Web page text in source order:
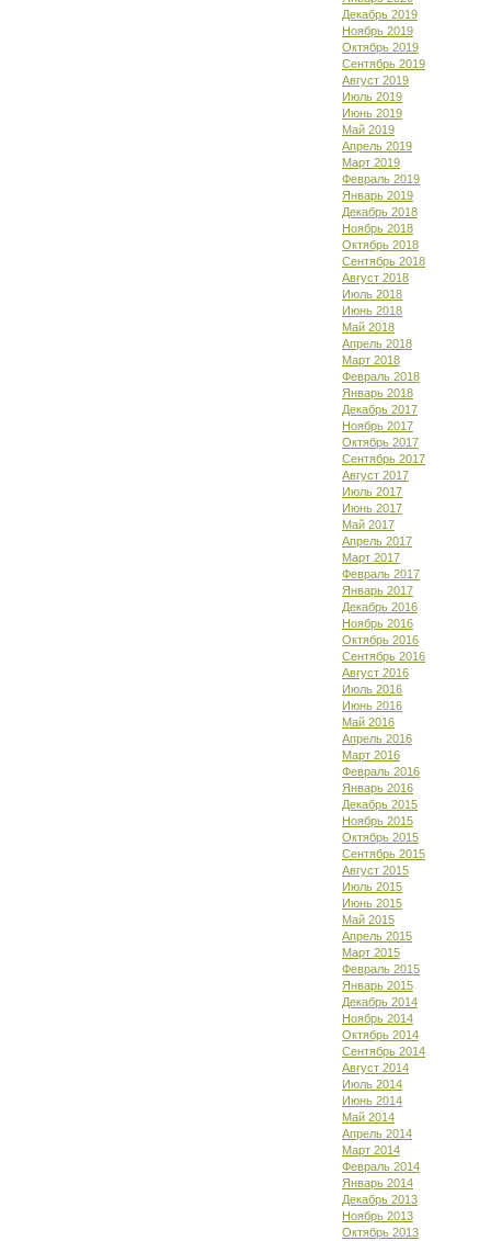
Декабрь 2019
Ноябрь 2019
Октябрь 2019
Сентябрь 2019
Август 2019
Июль 2019
Июнь 2019
Май 2019
Апрель 2019
Март 2019
Февраль 2019
Январь 2019
Декабрь 2018
Ноябрь 2018
Октябрь 2018
Сентябрь 2018
Август 2018
Июль 2018
Июнь 2018
Май 2018
Апрель 2018
Март 2018
Февраль 2018
Январь 2018
Декабрь 2017
Ноябрь 2017
Октябрь 2017
Сентябрь 2017
Август 2017
Июль 2017
Июнь 2017
Май 2017
Апрель 2017
Март 2017
Февраль 2017
Январь 2017
Декабрь 2016
Ноябрь 2016
Октябрь 2016
Сентябрь 2016
Август 2016
Июль 2016
Июнь 2016
Май 2016
Апрель 2016
Март 2016
Февраль 2016
Январь 2016
Декабрь 2015
Ноябрь 2015
Октябрь 2015
Сентябрь 2015
Август 2015
Июль 2015
Июнь 2015
Май 2015
Апрель 2015
Март 2015
Февраль 2015
Январь 2015
Декабрь 2014
Ноябрь 2014
Октябрь 2014
Сентябрь 2014
Август 2014
Июль 2014
Июнь 2014
Май 2014
Апрель 2014
Март 2014
Февраль 2014
Январь 2014
Декабрь 2013
Ноябрь 2013
Октябрь 2013